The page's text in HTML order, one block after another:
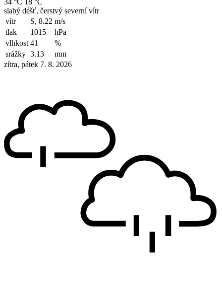
slabý déšť, čerstvý severní vítr
vítr
S, 8.22 m/s
tlak
1015
hPa
vlhkost 41
%
srážky 3.13
mm
zítra, pátek 7. 8. 2026